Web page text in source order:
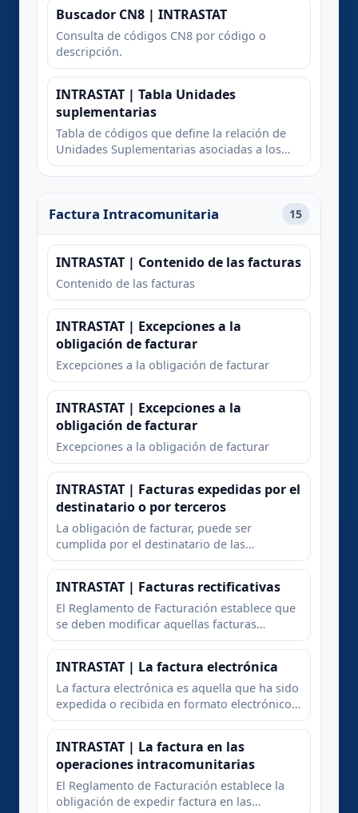
Buscador CN8 | INTRASTAT
Consulta de códigos CN8 por código o
descripción.
INTRASTAT | Tabla Unidades
suplementarias
Tabla de códigos que define la relación de
Unidades Suplementarias asociadas a los
códigos INTRASTAT cn8
Factura Intracomunitaria 15
INTRASTAT | Contenido de las facturas
Contenido de las facturas
INTRASTAT | Excepciones a la
obligación de facturar
Excepciones a la obligación de facturar
INTRASTAT | Excepciones a la
obligación de facturar
Excepciones a la obligación de facturar
INTRASTAT | Facturas expedidas por el
destinatario o por terceros
La obligación de facturar, puede ser
cumplida por el destinatario de las
operaciones o por un tercero, aunque el
factura será siempre el empresario o
profesional obligado cumplimiento
INTRASTAT | Facturas rectificativas
El Reglamento de Facturación establece que
se deben modificar aquellas facturas
originales que no cumplan con algunos de
INTRASTAT | La factura electrónica
La factura electrónica es aquella que ha sido
expedida o recibida en formato electrónico
siguiendo ajustándose a lo establecido en
facturación electrónica queda condicionada
a que el destinatario de la misma dé su
consentimient
INTRASTAT | La factura en las
operaciones intracomunitarias
El Reglamento de Facturación establece la
obligación de expedir factura en las